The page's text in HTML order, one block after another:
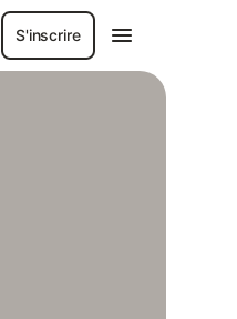
S'inscrire